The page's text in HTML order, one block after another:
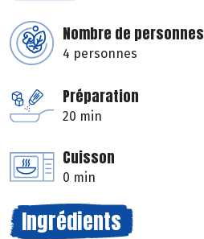
Nombre de personnes
4 personnes
Préparation
20 min
Cuisson
0 min
Ingrédients